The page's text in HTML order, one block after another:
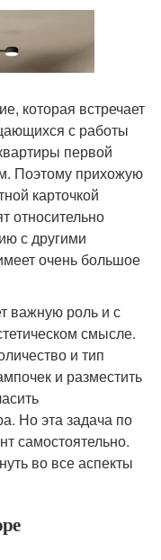
которая встречает
с работы
первой
Поэтому прихожую
карточкой
относительно
с другими
очень большое
важную роль и с
смысле.
и тип
и разместить
Но эта задача по
самостоятельно.
во все аспекты